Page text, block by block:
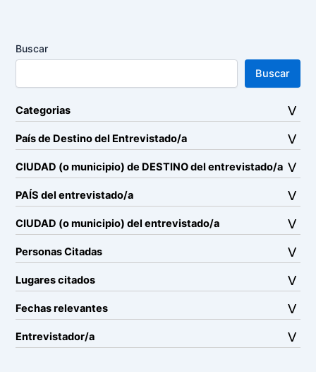
Buscar
Buscar
Categorias
País de Destino del Entrevistado/a
CIUDAD (o municipio) de DESTINO del entrevistado/a
PAÍS del entrevistado/a
CIUDAD (o municipio) del entrevistado/a
Personas Citadas
Lugares citados
Fechas relevantes
Entrevistador/a